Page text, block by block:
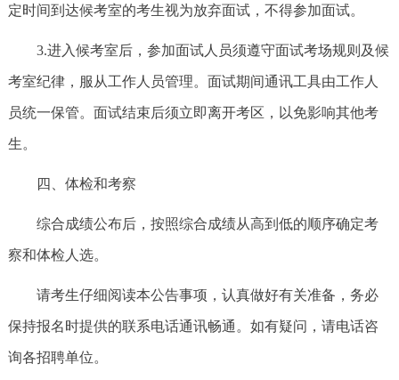
定时间到达候考室的考生视为放弃面试，不得参加面试。
3.进入候考室后，参加面试人员须遵守面试考场规则及候
考室纪律，服从工作人员管理。面试期间通讯工具由工作人
员统一保管。面试结束后须立即离开考区，以免影响其他考
生。
四、体检和考察
综合成绩公布后，按照综合成绩从高到低的顺序确定考
察和体检人选。
请考生仔细阅读本公告事项，认真做好有关准备，务必
保持报名时提供的联系电话通讯畅通。如有疑问，请电话咨
询各招聘单位。